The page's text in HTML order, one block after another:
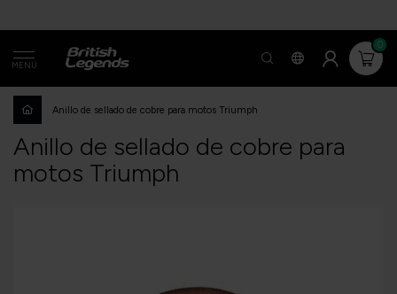
MENÚ
0
Anillo de sellado de cobre para motos Triumph
Anillo de sellado de cobre para
motos Triumph